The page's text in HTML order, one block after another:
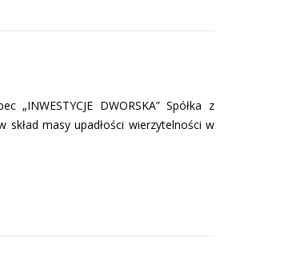
DWORSKA” Spółka z
skład masy upadłości wierzytelności w